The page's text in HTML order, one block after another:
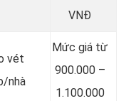
VNĐ
vét
nhà
Mức giá từ
900.000 –
1.100.000